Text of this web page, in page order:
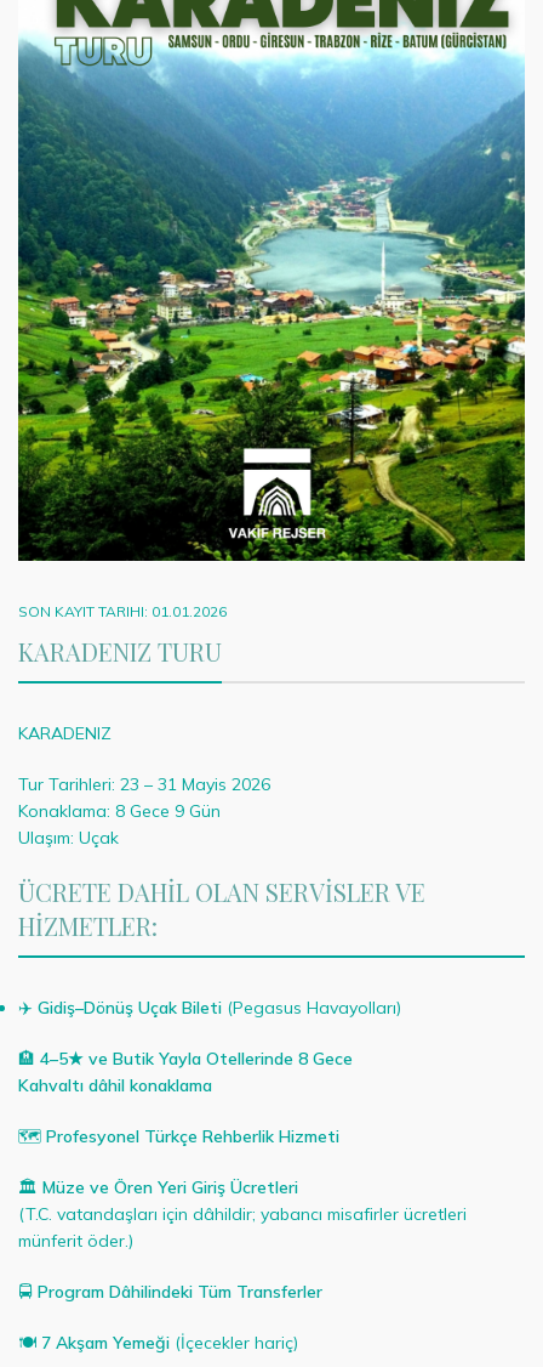
SON KAYIT TARIHI: 01.01.2026
KARADENIZ TURU
KARADENIZ
Tur Tarihleri: 23 – 31 Mayis 2026
Konaklama: 8 Gece 9 Gün
Ulaşım: Uçak
ÜCRETE DAHİL OLAN SERVİSLER VE
HİZMETLER:
✈️ Gidiş–Dönüş Uçak Bileti (Pegasus Havayolları)
🏨 4–5★ ve Butik Yayla Otellerinde 8 Gece
Kahvaltı dâhil konaklama
🗺️ Profesyonel Türkçe Rehberlik Hizmeti
🏛️ Müze ve Ören Yeri Giriş Ücretleri
(T.C. vatandaşları için dâhildir; yabancı misafirler ücretleri
münferit öder.)
🚍 Program Dâhilindeki Tüm Transferler
🍽️ 7 Akşam Yemeği (İçecekler hariç)